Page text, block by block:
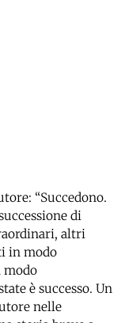
“Succedono.
di
altri
in modo
modo
è successo. Un
nelle